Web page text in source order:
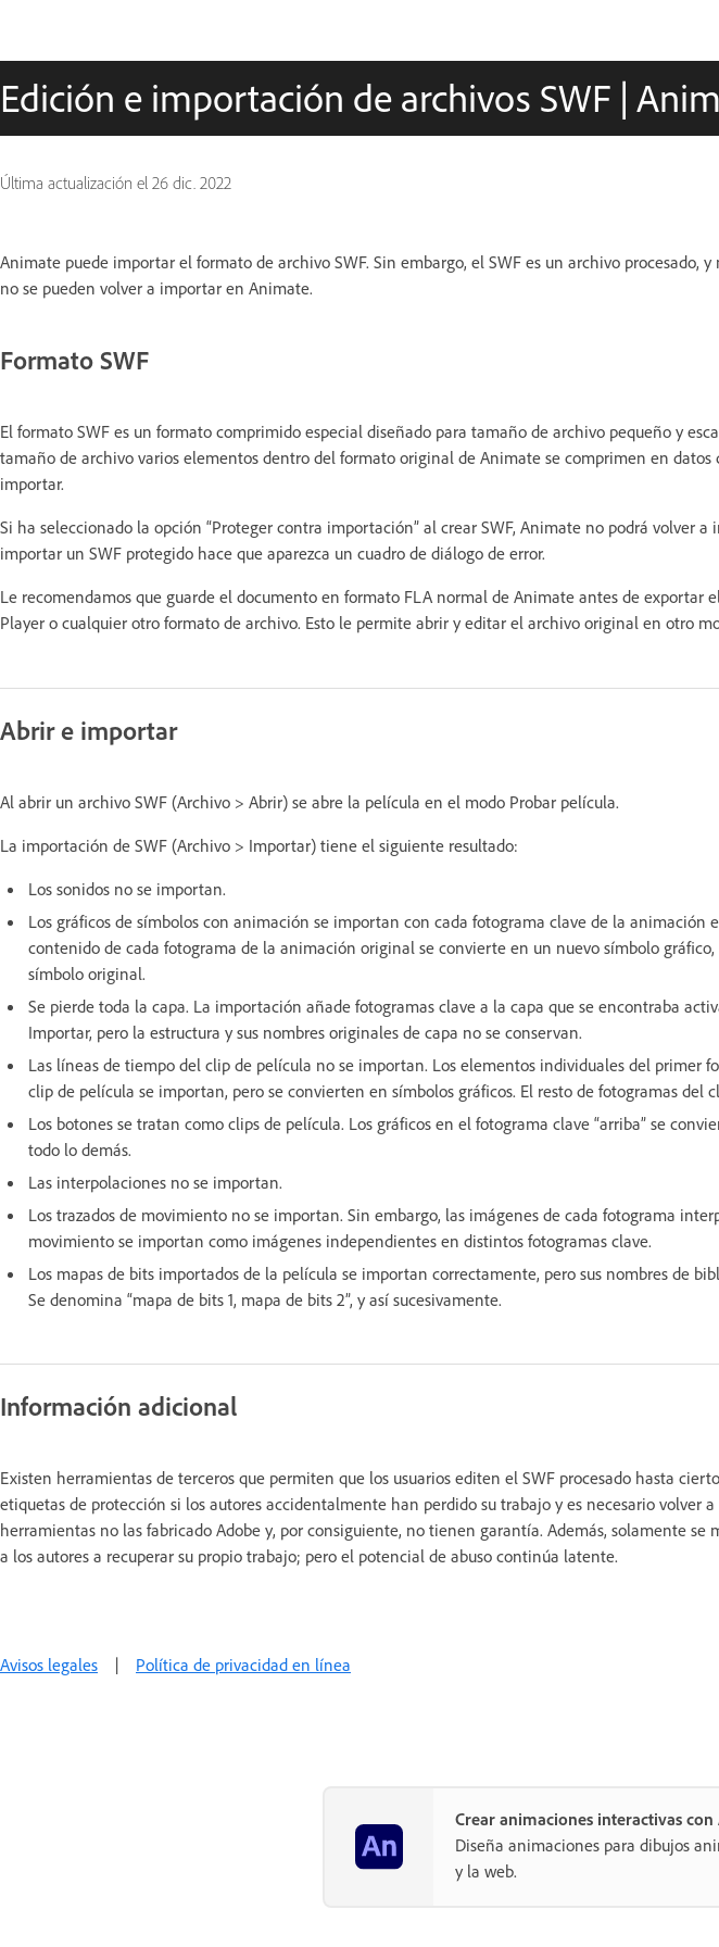
Edición e importación de archivos SWF |
Última actualización el 26 dic. 2022
Animate puede importar el formato de archivo SWF. Sin embargo, el SWF es un archivo procesado,
no se pueden volver a importar en Animate.
Formato SWF
El formato SWF es un formato comprimido especial diseñado para tamaño de archivo pequeño y
tamaño de archivo varios elementos dentro del formato original de Animate se comprimen en datos
importar.
Si ha seleccionado la opción “Proteger contra importación” al crear SWF, Animate no podrá volver
importar un SWF protegido hace que aparezca un cuadro de diálogo de error.
Le recomendamos que guarde el documento en formato FLA normal de Animate antes de exportar
Player o cualquier otro formato de archivo. Esto le permite abrir y editar el archivo original en otro
Abrir e importar
Al abrir un archivo SWF (Archivo > Abrir) se abre la película en el modo Probar película.
La importación de SWF (Archivo > Importar) tiene el siguiente resultado:
Los sonidos no se importan.
Los gráficos de símbolos con animación se importan con cada fotograma clave de la animación
contenido de cada fotograma de la animación original se convierte en un nuevo símbolo
símbolo original.
Se pierde toda la capa. La importación añade fotogramas clave a la capa que se encontraba
Importar, pero la estructura y sus nombres originales de capa no se conservan.
Las líneas de tiempo del clip de película no se importan. Los elementos individuales del primer
clip de película se importan, pero se convierten en símbolos gráficos. El resto de fotogramas del
Los botones se tratan como clips de película. Los gráficos en el fotograma clave “arriba” se
todo lo demás.
Las interpolaciones no se importan.
Los trazados de movimiento no se importan. Sin embargo, las imágenes de cada fotograma
movimiento se importan como imágenes independientes en distintos fotogramas clave.
Los mapas de bits importados de la película se importan correctamente, pero sus nombres de
Se denomina “mapa de bits 1, mapa de bits 2”, y así sucesivamente.
Información adicional
Existen herramientas de terceros que permiten que los usuarios editen el SWF procesado hasta
etiquetas de protección si los autores accidentalmente han perdido su trabajo y es necesario volver a
herramientas no las fabricado Adobe y, por consiguiente, no tienen garantía. Además, solamente
a los autores a recuperar su propio trabajo; pero el potencial de abuso continúa latente.
Avisos legales | Política de privacidad en línea
Crear animaciones interactivas
Diseña animaciones para dibujos
y la web.